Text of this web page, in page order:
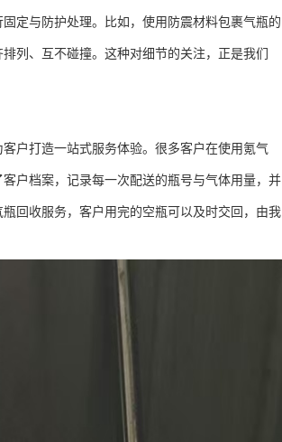
定与防护处理。比如，使用防震材料包裹气瓶的
列、互不碰撞。这种对细节的关注，正是我们
户打造一站式服务体验。很多客户在使用氪气
户档案，记录每一次配送的瓶号与气体用量，并
回收服务，客户用完的空瓶可以及时交回，由我